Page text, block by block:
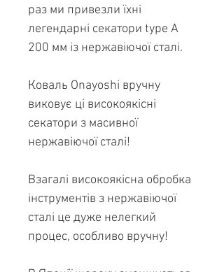
раз ми привезли їхні
легендарні секатори type A
200 мм із нержавіючої сталі.
Коваль Onayoshi вручну
виковує ці високоякісні
секатори з масивної
нержавіючої сталі!
Взагалі високоякісна обробка
інструментів з нержавіючої
сталі це дуже нелегкий
процес, особливо вручну!